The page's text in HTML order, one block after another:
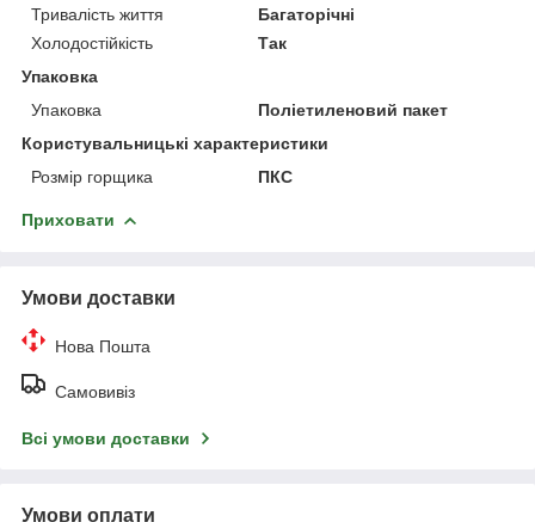
Тривалість життя
Багаторічні
Холодостійкість
Так
Упаковка
Упаковка
Поліетиленовий пакет
Користувальницькі характеристики
Розмір горщика
ПКС
Приховати
Умови доставки
Нова Пошта
Самовивіз
Всі умови доставки
Умови оплати